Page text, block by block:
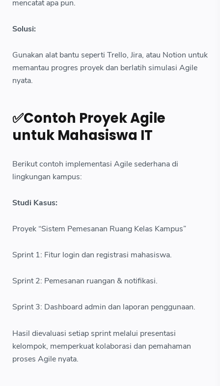
mencatat apa pun.
Solusi:
Gunakan alat bantu seperti Trello, Jira, atau Notion untuk
memantau progres proyek dan berlatih simulasi Agile
nyata.
✅Contoh Proyek Agile
untuk Mahasiswa IT
Berikut contoh implementasi Agile sederhana di
lingkungan kampus:
Studi Kasus:
Proyek “Sistem Pemesanan Ruang Kelas Kampus”
Sprint 1: Fitur login dan registrasi mahasiswa.
Sprint 2: Pemesanan ruangan & notifikasi.
Sprint 3: Dashboard admin dan laporan penggunaan.
Hasil dievaluasi setiap sprint melalui presentasi
kelompok, memperkuat kolaborasi dan pemahaman
proses Agile nyata.